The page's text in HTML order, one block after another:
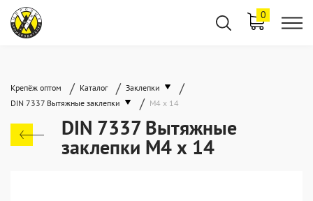
0
Крепёж оптом / Каталог / Заклепки /
DIN 7337 Вытяжные заклепки / М4 х 14
DIN 7337 Вытяжные
заклепки М4 х 14